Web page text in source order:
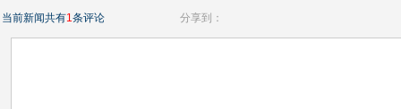
当前新闻共有1条评论 分享到：